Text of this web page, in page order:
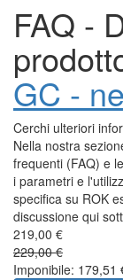
FAQ -
GC -
Cerchi ulteriori
Nella nostra
frequenti (FAQ) e
i parametri e
specifica su ROK
discussione qui
219,00 €
229,00 €
Imponibile: 179,51